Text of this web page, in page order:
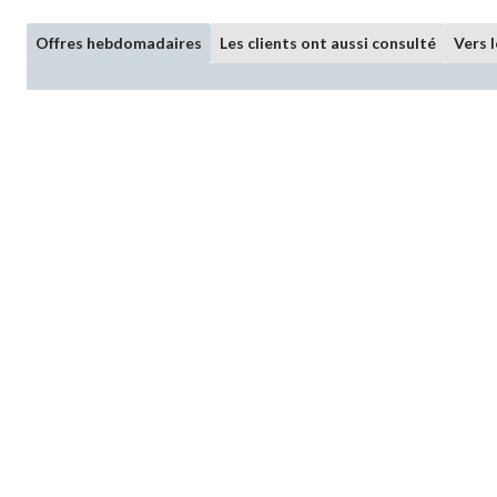
Offres hebdomadaires Les clients ont aussi consulté Vers